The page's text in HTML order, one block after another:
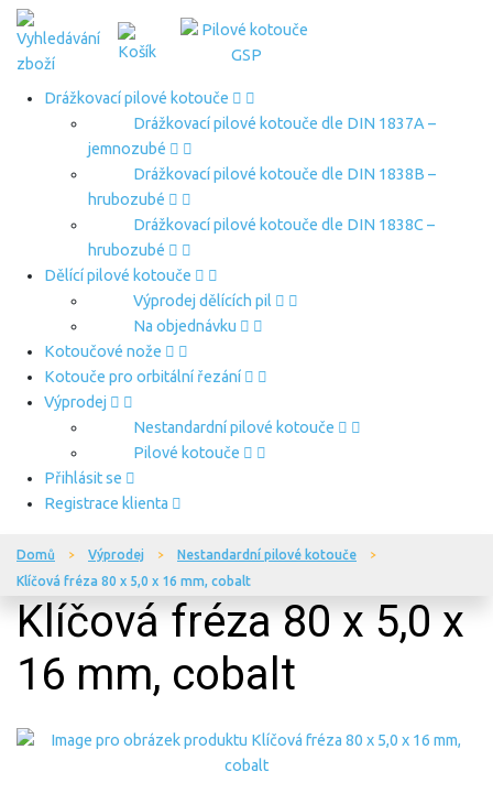
Drážkovací pilové kotouče
Drážkovací pilové kotouče dle DIN 1837A –
jemnozubé
Drážkovací pilové kotouče dle DIN 1838B –
hrubozubé
Drážkovací pilové kotouče dle DIN 1838C –
hrubozubé
Dělící pilové kotouče
Výprodej dělících pil
Na objednávku
Kotoučové nože
Kotouče pro orbitální řezání
Výprodej
Nestandardní pilové kotouče
Pilové kotouče
Přihlásit se
Registrace klienta
Domů Výprodej
Nestandardní pilové kotouče
Klíčová fréza 80 x 5,0 x 16 mm, cobalt
Klíčová fréza 80 x 5,0 x
16 mm, cobalt